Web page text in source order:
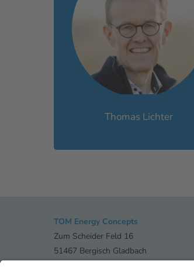
Thomas Lichter
TOM Energy Concepts
Zum Scheider Feld 16
51467 Bergisch Gladbach